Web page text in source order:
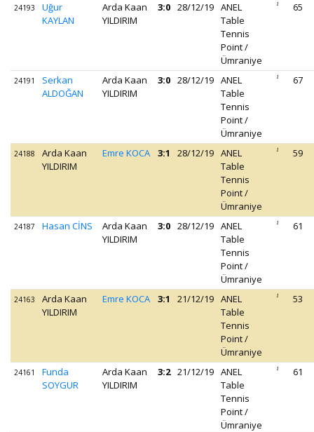
24193
Uğur
KAYLAN
Arda Kaan
YILDIRIM
3:0 28/12/19 ANEL
Table
Tennis
Point /
Ümraniye
1 65
24191
Serkan
ALDOĞAN
Arda Kaan
YILDIRIM
3:0 28/12/19 ANEL
Table
Tennis
Point /
Ümraniye
1 67
24188
Arda Kaan
YILDIRIM
Emre KOCA 3:1 28/12/19 ANEL
Table
Tennis
Point /
Ümraniye
1 59
24187 Hasan CİNS
Arda Kaan
YILDIRIM
3:0 28/12/19 ANEL
Table
Tennis
Point /
Ümraniye
1 61
24163
Arda Kaan
YILDIRIM
Emre KOCA 3:1 21/12/19 ANEL
Table
Tennis
Point /
Ümraniye
1 53
24161
Funda
SOYGUR
Arda Kaan
YILDIRIM
3:2 21/12/19 ANEL
Table
Tennis
Point /
Ümraniye
1 61